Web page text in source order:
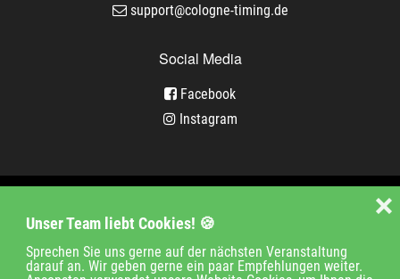
Unser Team liebt Cookies! 🍪
Sprechen Sie uns gerne auf der nächsten Veranstaltung
darauf an. Wir geben gerne ein paar Empfehlungen weiter.
❌
support@cologne-timing.de
Social Media
Facebook
Instagram
Unternehmen
Jobs Kontakt
Impressum